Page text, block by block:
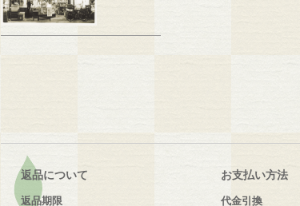
返品について
返品期限
お支払い方法
代金引換